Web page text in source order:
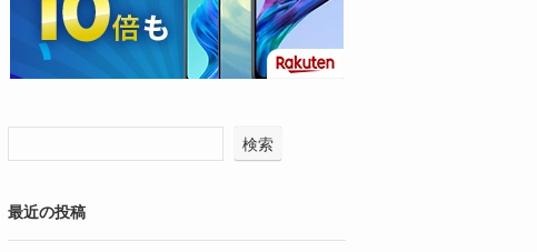
検索
最近の投稿